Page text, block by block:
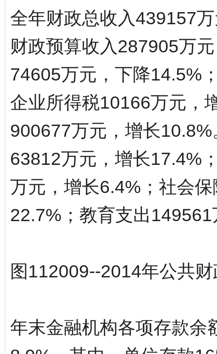
全年财政总收入439157
财政预算收入287905万
74605万元，下降14.5%
企业所得税10166万元，
900677万元，增长
63812万元，增长17.4%
万元，增长6.4%；社会
22.7%；教育支出
图112009--2014年公共
年末金融机构各项存款余